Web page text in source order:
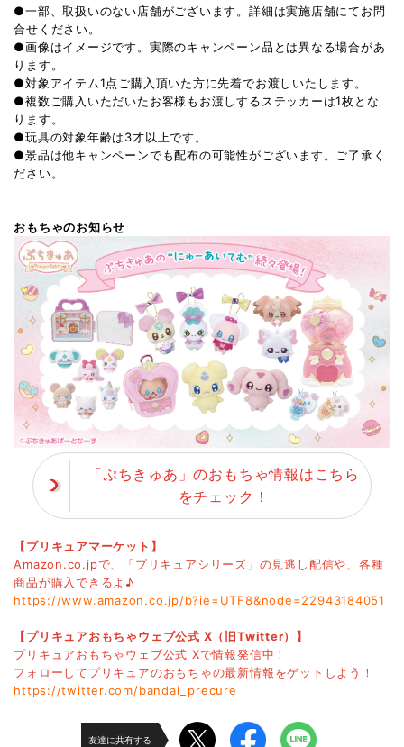
●一部、取扱いのない店舗がございます。詳細は実施店舗にてお問
合せください。
●画像はイメージです。実際のキャンペーン品とは異なる場合があ
ります。
●対象アイテム1点ご購入頂いた方に先着でお渡しいたします。
●複数ご購入いただいたお客様もお渡しするステッカーは1枚とな
ります。
●玩具の対象年齢は3才以上です。
●景品は他キャンペーンでも配布の可能性がございます。ご了承く
ださい。
おもちゃのお知らせ
「ぷちきゅあ」のおもちゃ情報はこちら
をチェック！
【プリキュアマーケット】
Amazon.co.jpで、「プリキュアシリーズ」の見逃し配信や、各種
商品が購入できるよ♪
https://www.amazon.co.jp/b?ie=UTF8&node=22943184051
【プリキュアおもちゃウェブ公式 X（旧Twitter）】
プリキュアおもちゃウェブ公式 Xで情報発信中！
フォローしてプリキュアのおもちゃの最新情報をゲットしよう！
https://twitter.com/bandai_precure
友達に共有する